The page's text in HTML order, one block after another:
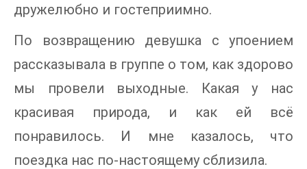
дружелюбно и гостеприимно.
По возвращению девушка с упоением
рассказывала в группе о том, как здорово
мы провели выходные. Какая у нас
красивая природа, и как ей всё
понравилось. И мне казалось, что
поездка нас по-настоящему сблизила.